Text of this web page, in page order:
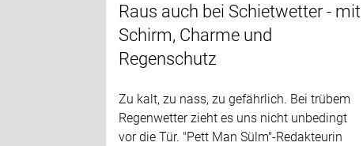
Raus auch bei Schietwetter - mit
Schirm, Charme und
Regenschutz
Zu kalt, zu nass, zu gefährlich. Bei trübem
Regenwetter zieht es uns nicht unbedingt
vor die Tür. "Pett Man Sülm"-Redakteurin